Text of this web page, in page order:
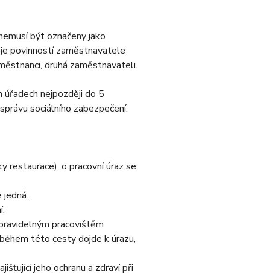
být označeny jako
povinností zaměstnavatele
druhá zaměstnavateli.
nejpozději do 5
sociálního zabezpečení.
restaurace), o pracovní úraz se
pracovištěm
této cesty dojde k úrazu,
jeho ochranu a zdraví při